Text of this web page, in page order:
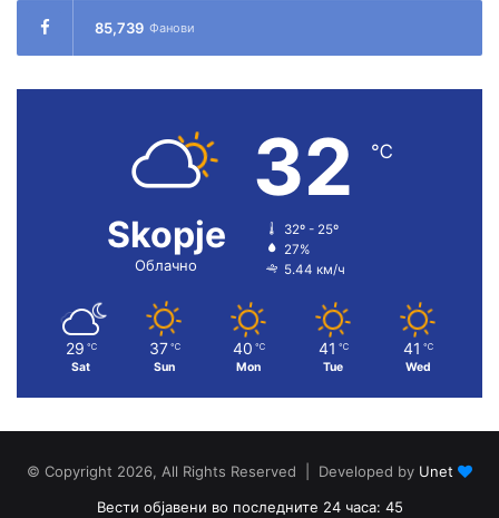
85,739 Фанови
Skopje
Облачно
32 ℃
32º - 25º
27%
5.44 км/ч
29 ℃
Sat
37 ℃
Sun
40 ℃
Mon
41 ℃
Tue
41 ℃
Wed
© Copyright 2026, All Rights Reserved | Developed by Unet
Вести објавени во последните 24 часа: 45